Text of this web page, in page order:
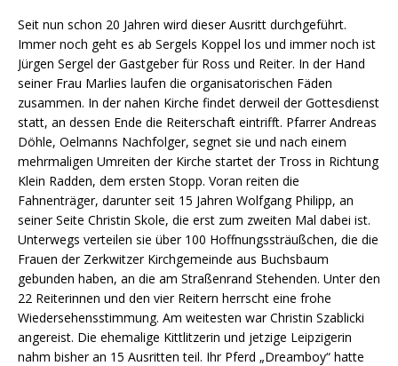
Seit nun schon 20 Jahren wird dieser Ausritt durchgeführt.
Immer noch geht es ab Sergels Koppel los und immer noch ist
Jürgen Sergel der Gastgeber für Ross und Reiter. In der Hand
seiner Frau Marlies laufen die organisatorischen Fäden
zusammen. In der nahen Kirche findet derweil der Gottesdienst
statt, an dessen Ende die Reiterschaft eintrifft. Pfarrer Andreas
Döhle, Oelmanns Nachfolger, segnet sie und nach einem
mehrmaligen Umreiten der Kirche startet der Tross in Richtung
Klein Radden, dem ersten Stopp. Voran reiten die
Fahnenträger, darunter seit 15 Jahren Wolfgang Philipp, an
seiner Seite Christin Skole, die erst zum zweiten Mal dabei ist.
Unterwegs verteilen sie über 100 Hoffnungssträußchen, die die
Frauen der Zerkwitzer Kirchgemeinde aus Buchsbaum
gebunden haben, an die am Straßenrand Stehenden. Unter den
22 Reiterinnen und den vier Reitern herrscht eine frohe
Wiedersehensstimmung. Am weitesten war Christin Szablicki
angereist. Die ehemalige Kittlitzerin und jetzige Leipzigerin
nahm bisher an 15 Ausritten teil. Ihr Pferd „Dreamboy“ hatte